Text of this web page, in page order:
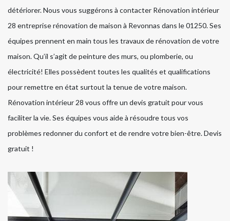
détériorer. Nous vous suggérons à contacter Rénovation intérieur
28 entreprise rénovation de maison à Revonnas dans le 01250. Ses
équipes prennent en main tous les travaux de rénovation de votre
maison. Qu’il s’agit de peinture des murs, ou plomberie, ou
électricité! Elles possèdent toutes les qualités et qualifications
pour remettre en état surtout la tenue de votre maison.
Rénovation intérieur 28 vous offre un devis gratuit pour vous
faciliter la vie. Ses équipes vous aide à résoudre tous vos
problèmes redonner du confort et de rendre votre bien-être. Devis
gratuit !